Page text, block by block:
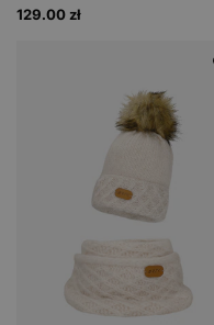
129.00 zł